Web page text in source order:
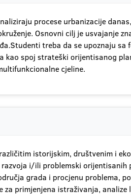
procese urbanizacije
Osnovni cilj je usvajanje
treba da se upoznaju sa
kao spoj strateški orijentisanog
cjeline.
istorijskim, društvenim i
i/ili problemski orijentisanih
grada i procjenu problema,
primjenjena istraživanja, analize